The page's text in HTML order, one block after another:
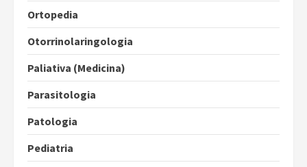
Ortopedia
Otorrinolaringologia
Paliativa (Medicina)
Parasitologia
Patologia
Pediatria